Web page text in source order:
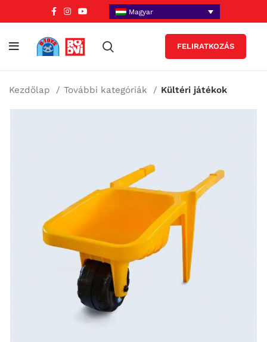
Magyar
FELIRATKOZÁS
Kezdőlap További kategóriák Kültéri játékok